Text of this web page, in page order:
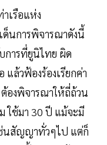
เรือแห่ง
นการพิจารณาดังนี้
การที่ยูนิไทย ผิด
ล้วฟ้องร้องเรียกค่า
ต้องพิจารณาให้ถี่ถ้วน
ใช้มา 30 ปี แม้จะมี
ช่นสัญญาทั่วๆไป แต่ก็